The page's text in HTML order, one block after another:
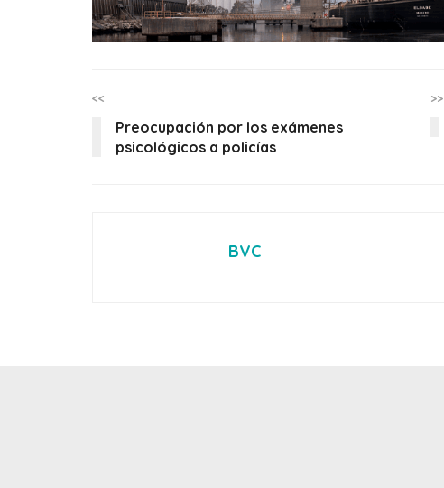
<<
Preocupación por los exámenes
psicológicos a policías
>>
BVC